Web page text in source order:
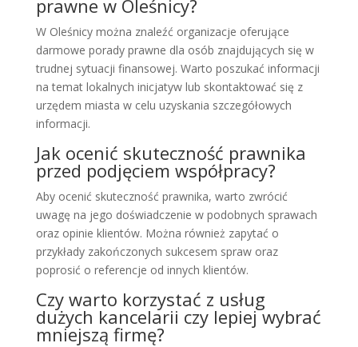
prawne w Oleśnicy?
W Oleśnicy można znaleźć organizacje oferujące
darmowe porady prawne dla osób znajdujących się w
trudnej sytuacji finansowej. Warto poszukać informacji
na temat lokalnych inicjatyw lub skontaktować się z
urzędem miasta w celu uzyskania szczegółowych
informacji.
Jak ocenić skuteczność prawnika
przed podjęciem współpracy?
Aby ocenić skuteczność prawnika, warto zwrócić
uwagę na jego doświadczenie w podobnych sprawach
oraz opinie klientów. Można również zapytać o
przykłady zakończonych sukcesem spraw oraz
poprosić o referencje od innych klientów.
Czy warto korzystać z usług
dużych kancelarii czy lepiej wybrać
mniejszą firmę?